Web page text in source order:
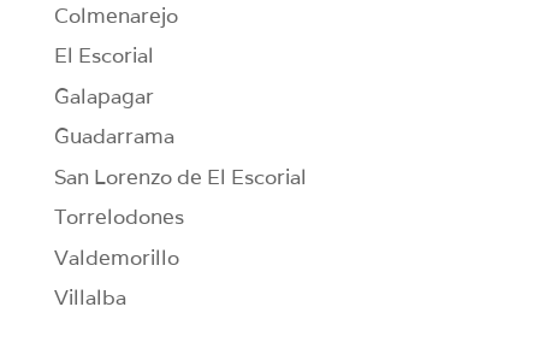
Colmenarejo
El Escorial
Galapagar
Guadarrama
San Lorenzo de El Escorial
Torrelodones
Valdemorillo
Villalba